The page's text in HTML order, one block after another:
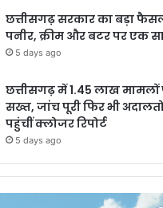
छत्तीसगढ़ सरकार का बड़ा
पनीर, क्रीम और बटर पर एक
5 days ago
छत्तीसगढ़ में 1.45 लाख मामलों
सख्त, जांच पूरी फिर भी
पहुंचीं क्लोजर रिपोर्ट
5 days ago